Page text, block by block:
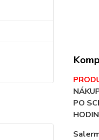
PO